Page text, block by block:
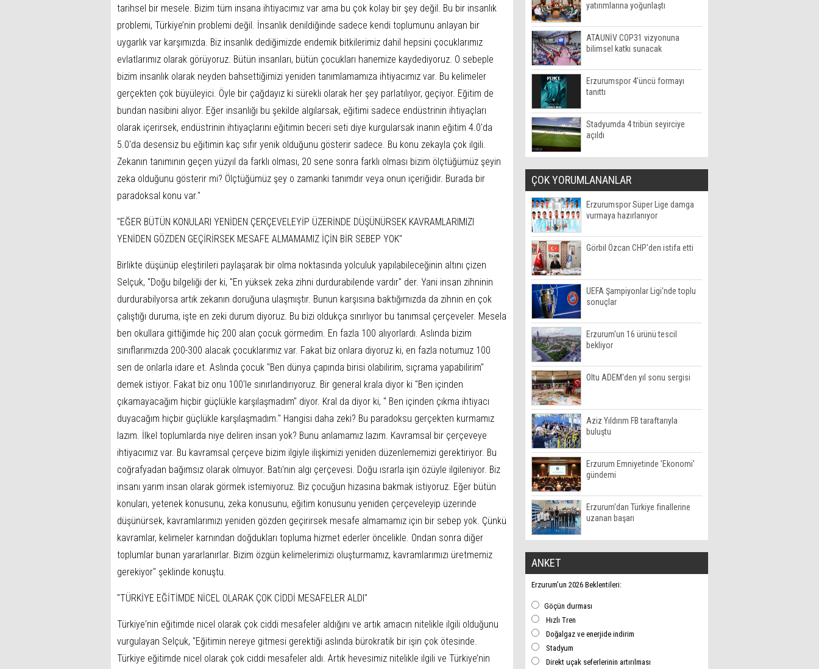
tarihsel bir mesele. Bizim tüm insana ihtiyacımız var ama bu çok kolay bir şey değil. Bu bir insanlık
problemi, Türkiye’nin problemi değil. İnsanlık denildiğinde sadece kendi toplumunu anlayan bir
uygarlık var karşımızda. Biz insanlık dediğimizde endemik bitkilerimiz dahil hepsini çocuklarımız
evlatlarımız olarak görüyoruz. Bütün insanları, bütün çocukları hanemize kaydediyoruz. O sebeple
bizim insanlık olarak neyden bahsettiğimizi yeniden tanımlamamıza ihtiyacımız var. Bu kelimeler
gerçekten çok büyüleyici. Öyle bir çağdayız ki sürekli olarak her şey parlatılıyor, geçiyor. Eğitim de
bundan nasibini alıyor. Eğer insanlığı bu şekilde algılarsak, eğitimi sadece endüstrinin ihtiyaçları
olarak içerirsek, endüstrinin ihtiyaçlarını eğitimin beceri seti diye kurgularsak inanın eğitim 4.0'da
5.0'da desensiz bu eğitimin kaç sıfır yenik olduğunu gösterir sadece. Bu konu zekayla çok ilgili.
Zekanın tanımının geçen yüzyıl da farklı olması, 20 sene sonra farklı olması bizim ölçtüğümüz şeyin
zeka olduğunu gösterir mi? Ölçtüğümüz şey o zamanki tanımdır veya onun içeriğidir. Burada bir
paradoksal konu var.''
''EĞER BÜTÜN KONULARI YENİDEN ÇERÇEVELEYİP ÜZERİNDE DÜŞÜNÜRSEK KAVRAMLARIMIZI
YENİDEN GÖZDEN GEÇİRİRSEK MESAFE ALMAMAMIZ İÇİN BİR SEBEP YOK''
Birlikte düşünüp eleştirileri paylaşarak bir olma noktasında yolculuk yapılabileceğinin altını çizen
Selçuk, ''Doğu bilgeliği der ki, ''En yüksek zeka zihni durdurabilende vardır'' der. Yani insan zihninin
durdurabilyorsa artık zekanın doruğuna ulaşmıştır. Bunun karşısına baktığımızda da zihnin en çok
çalıştığı duruma, işte en zeki durum diyoruz. Bu bizi oldukça sınırlıyor bu tanımsal çerçeveler. Mesela
ben okullara gittiğimde hiç 200 alan çocuk görmedim. En fazla 100 alıyorlardı. Aslında bizim
sınıflarımızda 200-300 alacak çocuklarımız var. Fakat biz onlara diyoruz ki, en fazla notumuz 100
sen de onlarla idare et. Aslında çocuk ''Ben dünya çapında birisi olabilirim, sıçrama yapabilirim''
demek istiyor. Fakat biz onu 100'le sınırlandırıyoruz. Bir general krala diyor ki ''Ben içinden
çıkamayacağım hiçbir güçlükle karşılaşmadım'' diyor. Kral da diyor ki, '' Ben içinden çıkma ihtiyacı
duyacağım hiçbir güçlükle karşılaşmadım.'' Hangisi daha zeki? Bu paradoksu gerçekten kurmamız
lazım. İlkel toplumlarda niye deliren insan yok? Bunu anlamamız lazım. Kavramsal bir çerçeveye
ihtiyacımız var. Bu kavramsal çerçeve bizim ilgiyle ilişkimizi yeniden düzenlememizi gerektiriyor. Bu
coğrafyadan bağımsız olarak olmuyor. Batı'nın algı çerçevesi. Doğu ısrarla işin özüyle ilgileniyor. Biz
insanı yarım insan olarak görmek istemiyoruz. Biz çocuğun hizasına bakmak istiyoruz. Eğer bütün
konuları, yetenek konusunu, zeka konusunu, eğitim konusunu yeniden çerçeveleyip üzerinde
düşünürsek, kavramlarımızı yeniden gözden geçirirsek mesafe almamamız için bir sebep yok. Çünkü
kavramlar, kelimeler karnından doğdukları topluma hizmet ederler öncelikle. Ondan sonra diğer
toplumlar bunan yararlanırlar. Bizim özgün kelimelerimizi oluşturmamız, kavramlarımızı üretmemiz
gerekiyor'' şeklinde konuştu.
''TÜRKİYE EĞİTİMDE NİCEL OLARAK ÇOK CİDDİ MESAFELER ALDI''
Türkiye'nin eğitimde nicel olarak çok ciddi mesafeler aldığını ve artık amacın nitelikle ilgili olduğunu
vurgulayan Selçuk, ''Eğitimin nereye gitmesi gerektiği aslında bürokratik bir işin çok ötesinde.
Türkiye eğitimde nicel olarak çok ciddi mesafeler aldı. Artık hevesimiz nitelikle ilgili ve Türkiye’nin
yatırımlarına yoğunlaştı
ATAUNİV COP31 vizyonuna
bilimsel katkı sunacak
Erzurumspor 4'üncü formayı
tanıttı
Stadyumda 4 tribün seyirciye
açıldı
ÇOK YORUMLANANLAR
Erzurumspor Süper Lige damga
vurmaya hazırlanıyor
Görbil Özcan CHP'den istifa etti
UEFA Şampiyonlar Ligi'nde toplu
sonuçlar
Erzurum'un 16 ürünü tescil
bekliyor
Oltu ADEM'den yıl sonu sergisi
Aziz Yıldırım FB taraftarıyla
buluştu
Erzurum Emniyetinde 'Ekonomi'
gündemi
Erzurum'dan Türkiye finallerine
uzanan başarı
ANKET
Erzurum’un 2026 Beklentileri:
Göçün durması
Hızlı Tren
Doğalgaz ve enerjide indirim
Stadyum
Direkt uçak seferlerinin artırılması